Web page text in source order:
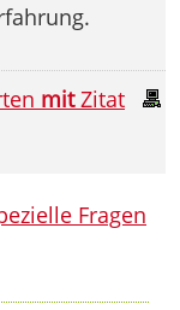
mitZitat
Fragen